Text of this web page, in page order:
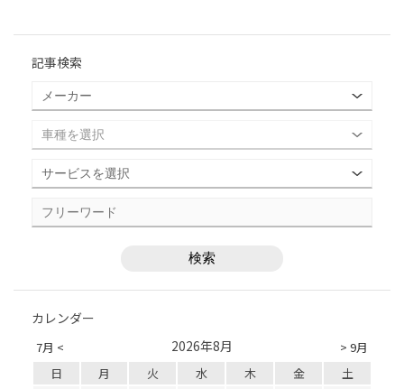
記事検索
カレンダー
7月 < > 9月
2026年8月
日 月 火 水 木 金
土